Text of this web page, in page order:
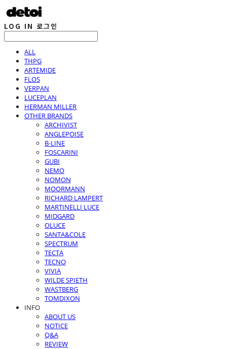
LOG IN 로그인
ALL
THPG
ARTEMIDE
FLOS
VERPAN
LUCEPLAN
HERMAN MILLER
OTHER BRANDS
ARCHIVIST
ANGLEPOISE
B-LINE
FOSCARINI
GUBI
NEMO
NOMON
MOORMANN
RICHARD LAMPERT
MARTINELLI LUCE
MIDGARD
OLUCE
SANTA&COLE
SPECTRUM
TECTA
TECNO
VIVIA
WILDE SPIETH
WASTBERG
TOMDIXON
INFO
ABOUT US
NOTICE
Q&A
REVIEW